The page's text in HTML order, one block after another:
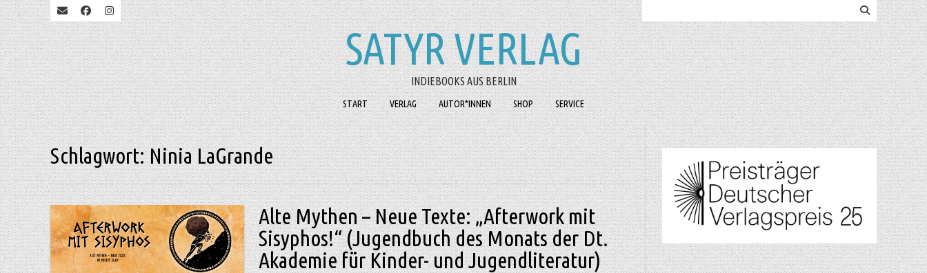
SATYR VERLAG
INDIEBOOKS AUS BERLIN
START VERLAG AUTOR*INNEN SHOP SERVICE
Schlagwort:Ninia LaGrande
Alte Mythen – Neue Texte: „Afterwork mit
Sisyphos!“ (Jugendbuch des Monats der Dt.
Akademie für Kinder- und Jugendliteratur)